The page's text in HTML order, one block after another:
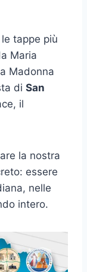
tappe più
Maria
Madonna
di San
il
la nostra
essere
nelle
intero.